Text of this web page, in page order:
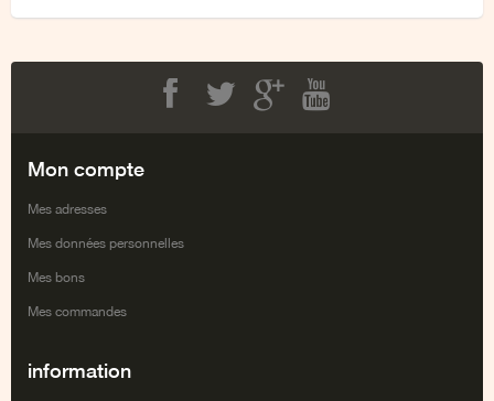
Mon compte
Mes adresses
Mes données personnelles
Mes bons
Mes commandes
information